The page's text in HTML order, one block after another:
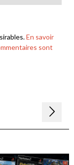
En savoir
sont